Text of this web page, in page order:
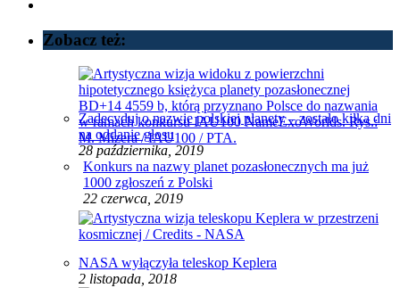
Zobacz też:
Zadecyduj o nazwie polskiej planety – zostało kilka dni
na oddanie głosu
28 października, 2019
Konkurs na nazwy planet pozasłonecznych ma już
1000 zgłoszeń z Polski
22 czerwca, 2019
NASA wyłączyła teleskop Keplera
2 listopada, 2018